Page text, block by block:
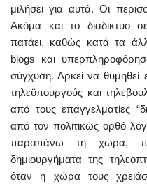
μιλήσει για αυτά. Οι
Ακόμα και το διαδίκτυο
πατάει, καθώς κατά τα
blogs και
σύγχυση. Αρκεί να θυμηθεί
τηλεϋπουργούς και
από τους επαγγελματίες
από τον πολιτικώς ορθό
παραπάνω τη χώρα,
δημιουργήματα της
όταν η χώρα τους